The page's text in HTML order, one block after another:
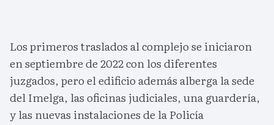
Los primeros traslados al complejo se iniciaron
en septiembre de 2022 con los diferentes
juzgados, pero el edificio además alberga la sede
del Imelga, las oficinas judiciales, una guardería,
y las nuevas instalaciones de la Policía